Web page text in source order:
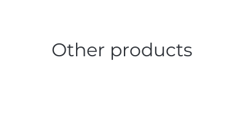
Other products